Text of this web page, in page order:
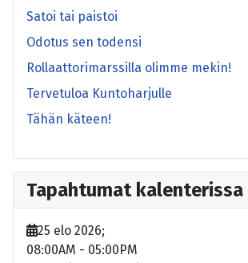
Satoi tai paistoi
Odotus sen todensi
Rollaattorimarssilla olimme mekin!
Tervetuloa Kuntoharjulle
Tähän käteen!
Tapahtumat kalenterissa
25 elo 2026;
08:00AM - 05:00PM